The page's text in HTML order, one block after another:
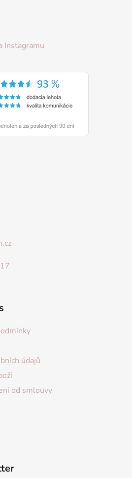
Instagramu
údajů
od smlouvy